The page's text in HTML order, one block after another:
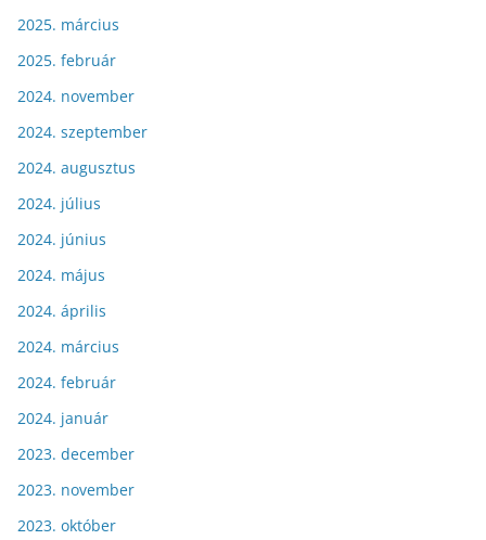
2025. március
2025. február
2024. november
2024. szeptember
2024. augusztus
2024. július
2024. június
2024. május
2024. április
2024. március
2024. február
2024. január
2023. december
2023. november
2023. október